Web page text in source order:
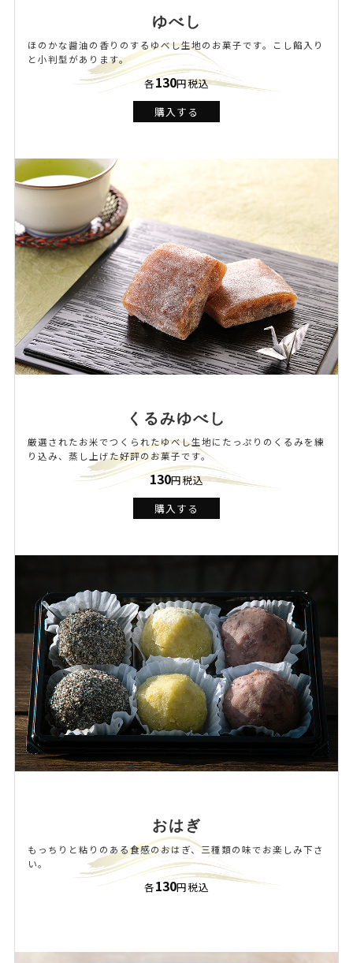
ゆべし
ほのかな醤油の香りのするゆべし生地のお菓子です。こし餡入り
と小判型があります。
各130円税込
購入する
くるみゆべし
厳選されたお米でつくられたゆべし生地にたっぷりのくるみを練
り込み、蒸し上げた好評のお菓子です。
130円税込
購入する
おはぎ
もっちりと粘りのある食感のおはぎ、三種類の味でお楽しみ下さ
い。
各130円税込